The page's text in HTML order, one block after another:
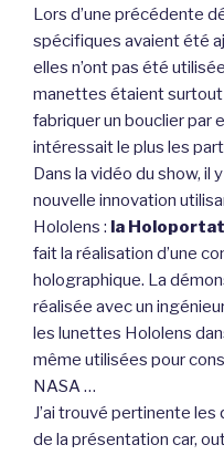
Lors d’une précédente
spécifiques avaient été
elles n’ont pas été
manettes étaient surtout
fabriquer un bouclier par
intéressait le plus les
Dans la vidéo du show, il
nouvelle innovation
Hololens : la
fait la réalisation d’une
holographique. La
réalisée avec un
les lunettes Hololens
même utilisées pour
NASA …
J’ai trouvé pertinente les
de la présentation car,